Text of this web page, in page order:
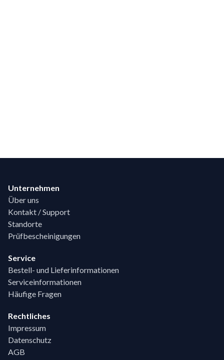
Unternehmen
Über uns
Kontakt / Support
Standorte
Prüfbescheinigungen
Service
Bestell- und Lieferinformationen
Serviceinformationen
Häufige Fragen
Rechtliches
Impressum
Datenschutz
AGB